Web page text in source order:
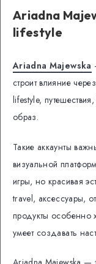
Ariadna
lifestyle
Ariadna Majewska
строит влияние
lifestyle,
образ.
Такие аккаунты
визуальной
игры, но красивая
travel, аксессуары,
продукты особенно
умеет создавать